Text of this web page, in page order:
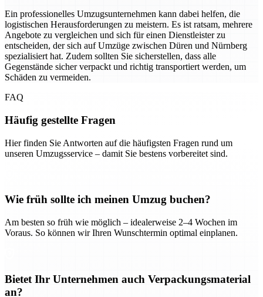
Ein professionelles Umzugsunternehmen kann dabei helfen, die
logistischen Herausforderungen zu meistern. Es ist ratsam, mehrere
Angebote zu vergleichen und sich für einen Dienstleister zu
entscheiden, der sich auf Umzüge zwischen Düren und Nürnberg
spezialisiert hat. Zudem sollten Sie sicherstellen, dass alle
Gegenstände sicher verpackt und richtig transportiert werden, um
Schäden zu vermeiden.
FAQ
Häufig gestellte Fragen
Hier finden Sie Antworten auf die häufigsten Fragen rund um
unseren Umzugsservice – damit Sie bestens vorbereitet sind.
Wie früh sollte ich meinen Umzug buchen?
Am besten so früh wie möglich – idealerweise 2–4 Wochen im
Voraus. So können wir Ihren Wunschtermin optimal einplanen.
Bietet Ihr Unternehmen auch Verpackungsmaterial
an?